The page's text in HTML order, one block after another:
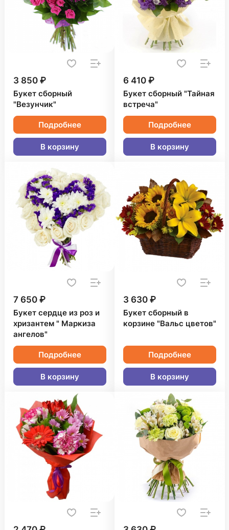
3 850 ₽
Букет сборный
"Везунчик"
Подробнее
В корзину
6 410 ₽
Букет сборный "Тайная
встреча"
Подробнее
В корзину
7 650 ₽
Букет сердце из роз и
хризантем " Маркиза
ангелов"
Подробнее
В корзину
3 630 ₽
Букет сборный в
корзине "Вальс цветов"
Подробнее
В корзину